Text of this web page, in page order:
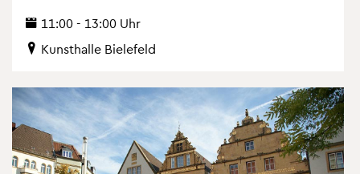
11:00 - 13:00 Uhr
Kunst­hal­le Bie­le­feld